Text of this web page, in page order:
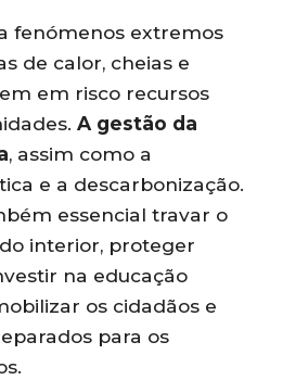
fenómenos extremos
de calor, cheias e
em risco recursos
A gestão da
, assim como a
e a descarbonização.
essencial travar o
interior, proteger
na educação
os cidadãos e
para os